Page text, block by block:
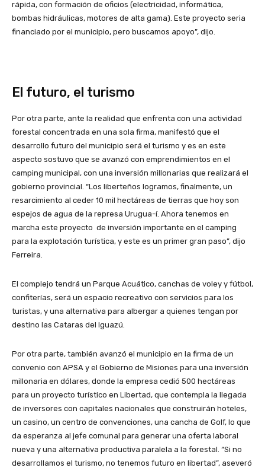
rápida, con formación de oficios (electricidad, informática,
bombas hidráulicas, motores de alta gama). Este proyecto seria
financiado por el municipio, pero buscamos apoyo”, dijo.
El futuro, el turismo
Por otra parte, ante la realidad que enfrenta con una actividad
forestal concentrada en una sola firma, manifestó que el
desarrollo futuro del municipio será el turismo y es en este
aspecto sostuvo que se avanzó con emprendimientos en el
camping municipal, con una inversión millonarias que realizará el
gobierno provincial. “Los liberteños logramos, finalmente, un
resarcimiento al ceder 10 mil hectáreas de tierras que hoy son
espejos de agua de la represa Urugua-í. Ahora tenemos en
marcha este proyecto de inversión importante en el camping
para la explotación turística, y este es un primer gran paso”, dijo
Ferreira.
El complejo tendrá un Parque Acuático, canchas de voley y fútbol,
confiterías, será un espacio recreativo con servicios para los
turistas, y una alternativa para albergar a quienes tengan por
destino las Cataras del Iguazú.
Por otra parte, también avanzó el municipio en la firma de un
convenio con APSA y el Gobierno de Misiones para una inversión
millonaria en dólares, donde la empresa cedió 500 hectáreas
para un proyecto turístico en Libertad, que contempla la llegada
de inversores con capitales nacionales que construirán hoteles,
un casino, un centro de convenciones, una cancha de Golf, lo que
da esperanza al jefe comunal para generar una oferta laboral
nueva y una alternativa productiva paralela a la forestal. “Si no
desarrollamos el turismo, no tenemos futuro en libertad”, aseveró